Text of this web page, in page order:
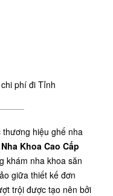
phí đi Tỉnh
hiệu ghế nha
Khoa Cao Cấp
khám nha khoa săn
giữa thiết kế đơn
trội được tạo nên bởi